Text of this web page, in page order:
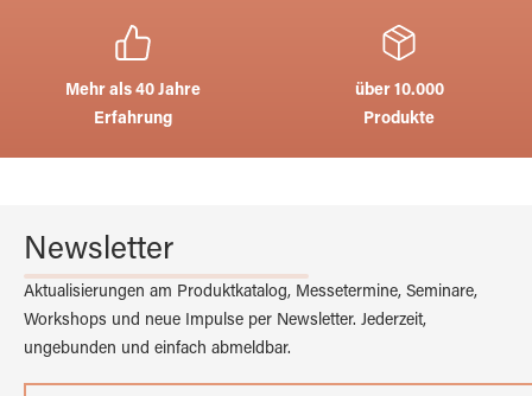
Mehr als 40 Jahre
Erfahrung
über 10.000
Produkte
Newsletter
Aktualisierungen am Produktkatalog, Messetermine, Seminare,
Workshops und neue Impulse per Newsletter. Jederzeit,
ungebunden und einfach abmeldbar.